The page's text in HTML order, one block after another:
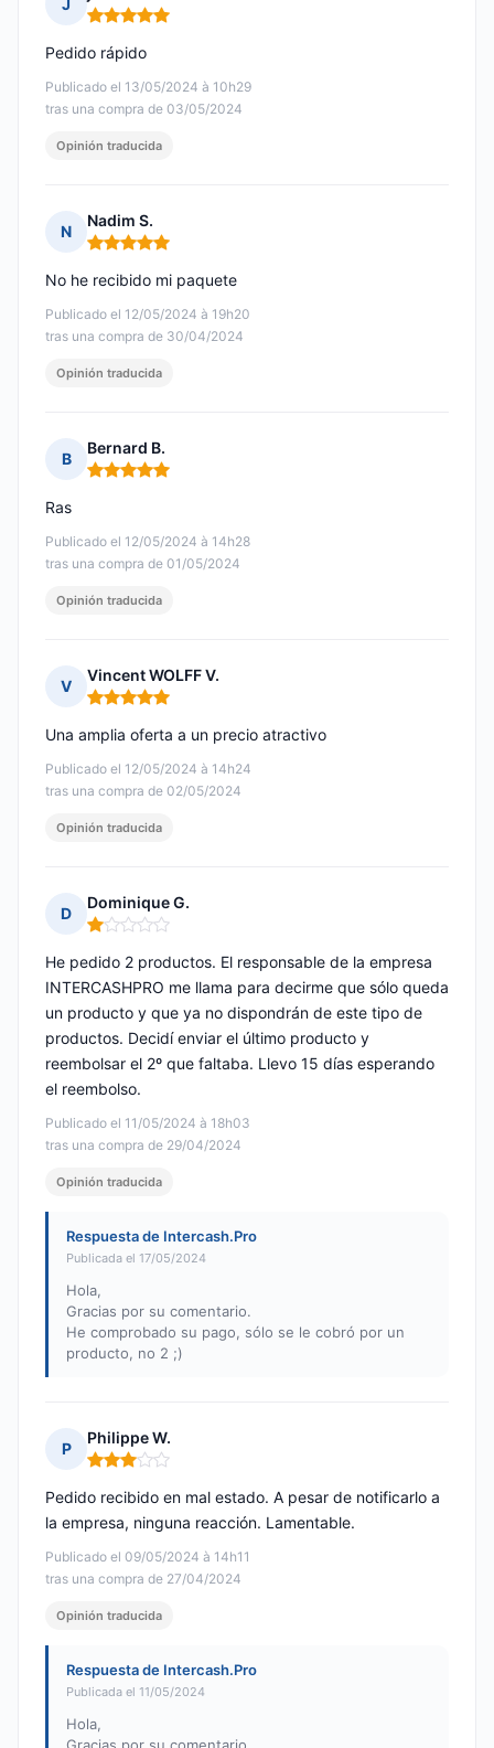
J
Nota: 5 de 5
Publicado el 13/05/2024 à 10h29
tras una compra de 03/05/2024
Pedido rápido
Opinión traducida
N
Nadim S.
Nota: 5 de 5
Publicado el 12/05/2024 à 19h20
tras una compra de 30/04/2024
No he recibido mi paquete
Opinión traducida
B
Bernard B.
Nota: 5 de 5
Publicado el 12/05/2024 à 14h28
tras una compra de 01/05/2024
Ras
Opinión traducida
V
Vincent WOLFF V.
Nota: 5 de 5
Publicado el 12/05/2024 à 14h24
tras una compra de 02/05/2024
Una amplia oferta a un precio atractivo
Opinión traducida
D
Dominique G.
Nota: 1 de 5
Publicado el 11/05/2024 à 18h03
tras una compra de 29/04/2024
He pedido 2 productos. El responsable de la empresa
INTERCASHPRO me llama para decirme que sólo queda
un producto y que ya no dispondrán de este tipo de
productos. Decidí enviar el último producto y
reembolsar el 2º que faltaba. Llevo 15 días esperando
el reembolso.
Opinión traducida
Respuesta de Intercash.Pro
Publicada el 17/05/2024
Hola,
Gracias por su comentario.
He comprobado su pago, sólo se le cobró por un
producto, no 2 ;)
P
Philippe W.
Nota: 3 de 5
Publicado el 09/05/2024 à 14h11
tras una compra de 27/04/2024
Pedido recibido en mal estado. A pesar de notificarlo a
la empresa, ninguna reacción. Lamentable.
Opinión traducida
Respuesta de Intercash.Pro
Publicada el 11/05/2024
Hola,